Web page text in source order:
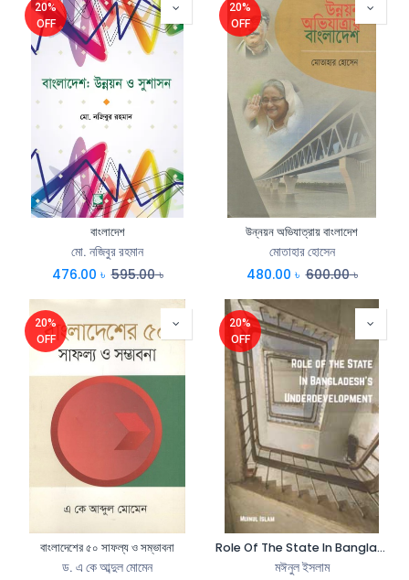
20%
OFF
বাংলাদেশ
মো. নজিবুর রহমান
476.00 ৳ 595.00৳
20%
OFF
উন্নয়ন অভিযাত্রায় বাংলাদেশ
মোতাহার হোসেন
480.00 ৳ 600.00৳
20%
OFF
বাংলাদেশের ৫০ সাফল্য ও সম্ভাবনা
ড. এ কে আব্দুল মোমেন
20%
OFF
Role Of The State In Bangladesh Underdevelopment
মঈনুল ইসলাম